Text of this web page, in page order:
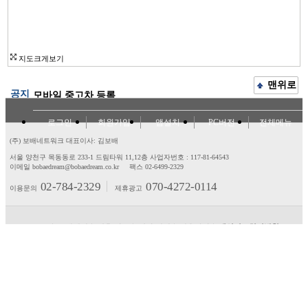
지도크게보기
공지 모바일 중고차 등록
맨위로
로그인 회원가입 앱설치 PC버전 전체메뉴
(주) 보배네트워크 대표이사: 김보배
서울 양천구 목동동로 233-1 드림타워 11,12층 사업자번호 : 117-81-64543
이메일 bobaedream@bobaedream.co.kr
팩스 02-6499-2329
이용문의 02-784-2329 제휴광고 070-4272-0114